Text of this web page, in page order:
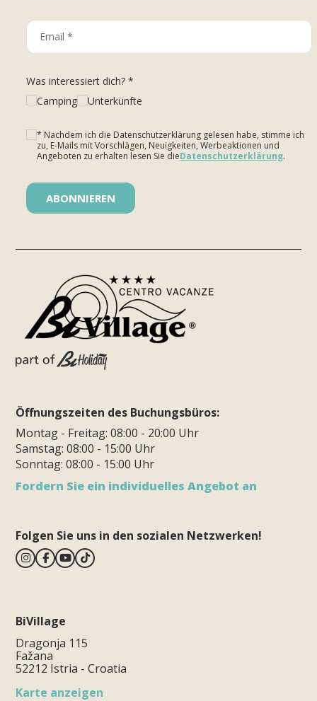
Was interessiert dich? *
Camping
Unterkünfte
* Nachdem ich die Datenschutzerklärung gelesen habe, stimme ich
zu, E-Mails mit Vorschlägen, Neuigkeiten, Werbeaktionen und
Angeboten zu erhalten lesen Sie dieDatenschutzerklärung.
Öffnungszeiten des Buchungsbüros:
Montag - Freitag: 08:00 - 20:00 Uhr
Samstag: 08:00 - 15:00 Uhr
Sonntag: 08:00 - 15:00 Uhr
Fordern Sie ein individuelles Angebot an
Folgen Sie uns in den sozialen Netzwerken!
BiVillage
Dragonja 115
Fažana
52212 Istria - Croatia
Karte anzeigen